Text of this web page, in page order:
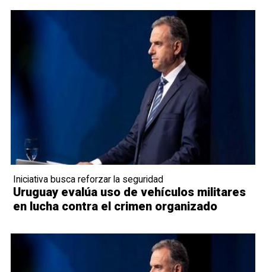
Iniciativa busca reforzar la seguridad
Uruguay evalúa uso de vehículos militares
en lucha contra el crimen organizado